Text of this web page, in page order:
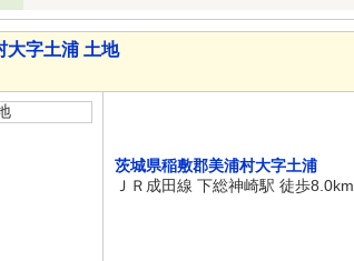
大字土浦 土地
茨城県稲敷郡美浦村大字土浦
ＪＲ成田線 下総神崎駅 徒歩8.0km